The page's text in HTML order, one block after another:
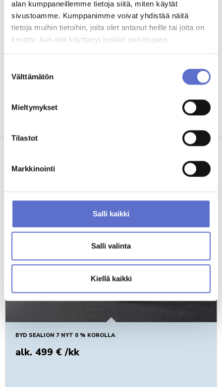
alan kumppaneillemme tietoja siitä, miten käytät
sivustoamme. Kumppanimme voivat yhdistää näitä
tietoja muihin tietoihin, joita olet antanut heille tai joita on
kerätty, kun olet käyttänyt heidän palvelujaan.
valinta
Välttämätön
Mieltymykset
Tilastot
Markkinointi
Salli kaikki
Salli valinta
Kiellä kaikki
PALVELUHAKU
ANNA PALAUTETTA
BYD SEALION 7 NYT 0 % KOROLLA
alk. 499 € /kk